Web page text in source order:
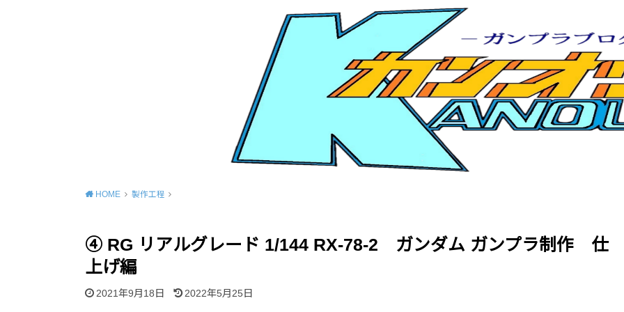
HOME 製作工程
④ RG リアルグレード 1/144 RX-78-2 ガンダム ガンプラ制作 仕
上げ編
2021年9月18日 2022年5月25日